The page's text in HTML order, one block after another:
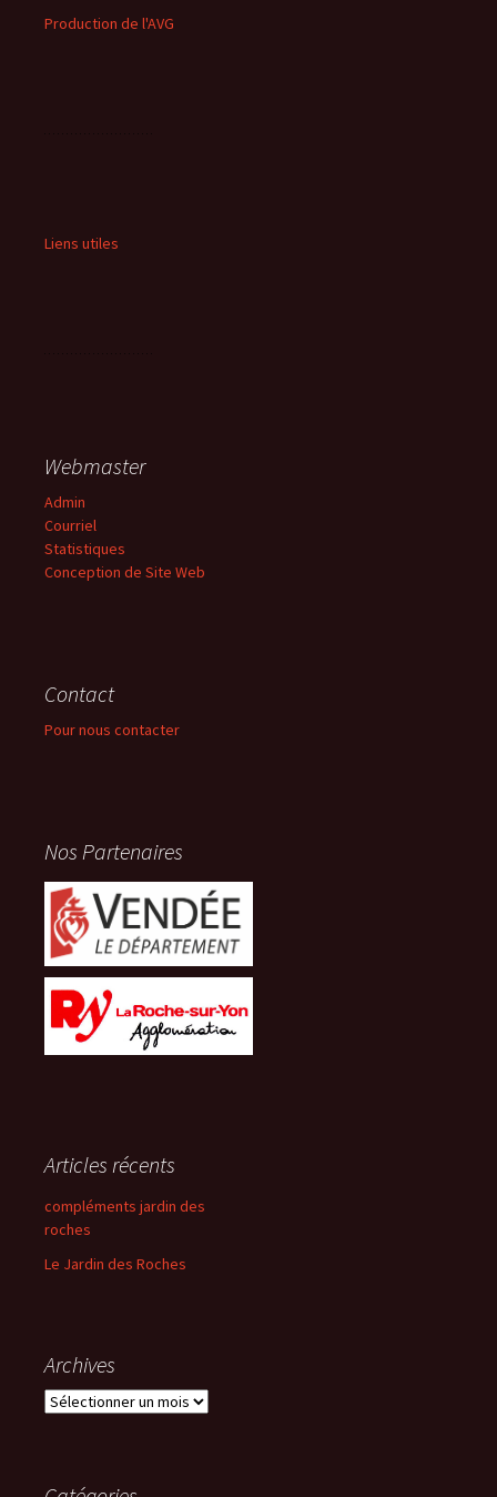
Production de l'AVG
Liens utiles
Webmaster
Admin
Courriel
Statistiques
Conception de Site Web
Contact
Pour nous contacter
Nos Partenaires
Articles récents
compléments jardin des
roches
Le Jardin des Roches
Archives
Archives